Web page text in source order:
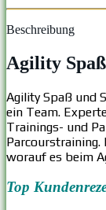
Beschreibung
Agility
Agility Spaß und
ein Team.
Trainings- und
Parcourstraining.
worauf es beim
Top